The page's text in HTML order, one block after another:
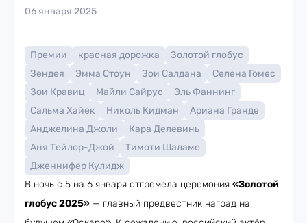
06 января 2025
Премии красная дорожка
Золотой глобус
Зендея
Эмма Стоун Зои Салдана
Селена Гомес
Зои Кравиц
Майли Сайрус
Эль Фаннинг
Сальма Хайек
Николь Кидман
Ариана Гранде
Анджелина Джоли
Кара Делевинь
Аня Тейлор-Джой
Тимоти Шаламе
Дженнифер Кулидж
В ночь с 5 на 6 января отгремела церемония «Золотой
глобус 2025» — главный предвестник наград на